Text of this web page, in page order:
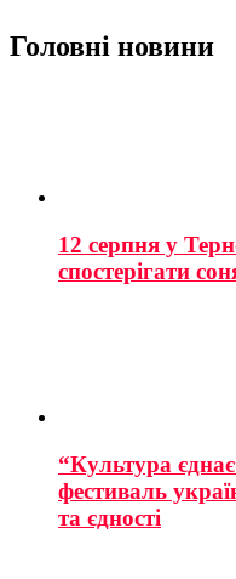
Головні новини
12 серпня у
спостерігати
“Культура
фестиваль
та єдності